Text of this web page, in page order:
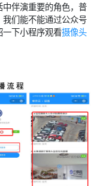
伴演重要的角色，普
们能不能通过公众号
一下小程序观看摄像头